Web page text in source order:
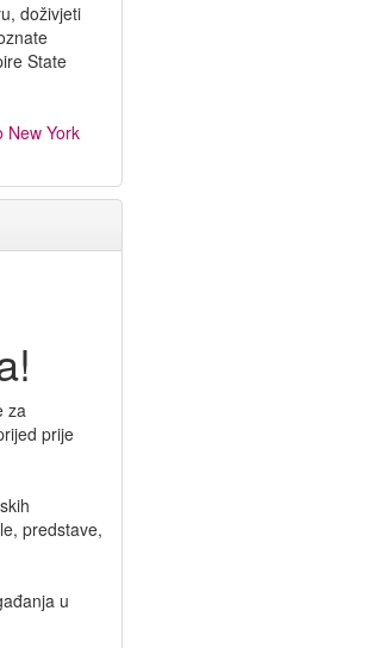
doživjeti
State
New York
za
prije
predstave,
u